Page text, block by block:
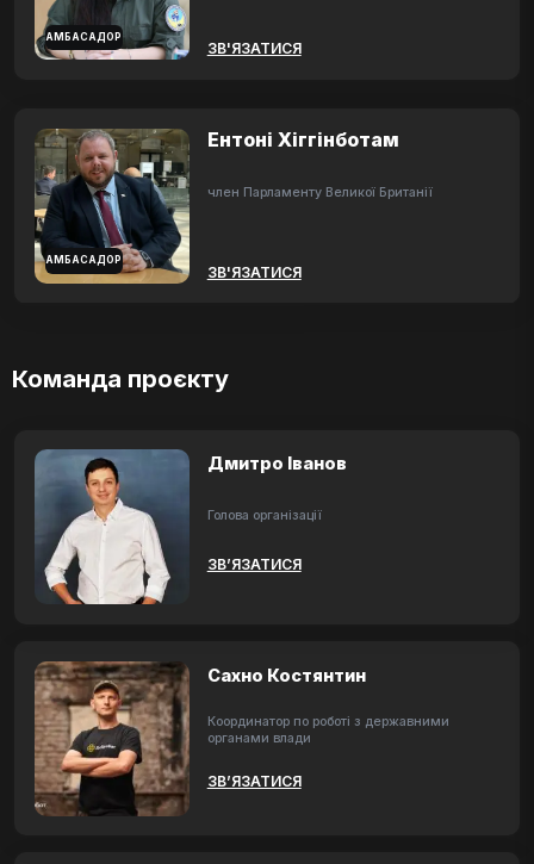
АМБАСАДОР
ЗВ'ЯЗАТИСЯ
АМБАСАДОР
Ентоні Хіггінботам
член Парламенту Великої Британії
ЗВ'ЯЗАТИСЯ
Команда проєкту
Дмитро Іванов
Голова організації
ЗВ’ЯЗАТИСЯ
Сахно Костянтин
Координатор по роботі з державними
органами влади
ЗВ’ЯЗАТИСЯ